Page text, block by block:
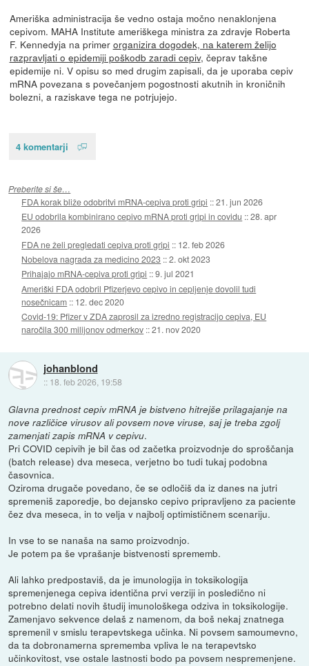
Ameriška administracija še vedno ostaja močno nenaklonjena
cepivom. MAHA Institute ameriškega ministra za zdravje Roberta
F. Kennedyja na primer organizira dogodek, na katerem želijo
razpravljati o epidemiji poškodb zaradi cepiv, čeprav takšne
epidemije ni. V opisu so med drugim zapisali, da je uporaba cepiv
mRNA povezana s povečanjem pogostnosti akutnih in kroničnih
bolezni, a raziskave tega ne potrjujejo.
4 komentarji
Preberite si še…
FDA korak bliže odobritvi mRNA-cepiva proti gripi ::21. jun 2026
EU odobrila kombinirano cepivo mRNA proti gripi in covidu ::28. apr
2026
FDA ne želi pregledati cepiva proti gripi :: 12. feb 2026
Nobelova nagrada za medicino 2023 ::2. okt 2023
Prihajajo mRNA-cepiva proti gripi ::9. jul 2021
Ameriški FDA odobril Pfizerjevo cepivo in cepljenje dovolil tudi
nosečnicam :: 12. dec 2020
Covid-19: Pfizer v ZDA zaprosil za izredno registracijo cepiva, EU
naročila 300 milijonov odmerkov ::21. nov 2020
johanblond
:: 18. feb 2026, 19:58
Glavna prednost cepiv mRNA je bistveno hitrejše prilagajanje na
nove različice virusov ali povsem nove viruse, saj je treba zgolj
zamenjati zapis mRNA v cepivu.
Pri COVID cepivih je bil čas od začetka proizvodnje do sproščanja
(batch release) dva meseca, verjetno bo tudi tukaj podobna
časovnica.
Oziroma drugače povedano, če se odločiš da iz danes na jutri
spremeniš zaporedje, bo dejansko cepivo pripravljeno za paciente
čez dva meseca, in to velja v najbolj optimističnem scenariju.
In vse to se nanaša na samo proizvodnjo.
Je potem pa še vprašanje bistvenosti sprememb.
Ali lahko predpostaviš, da je imunologija in toksikologija
spremenjenega cepiva identična prvi verziji in posledično ni
potrebno delati novih študij imunološkega odziva in toksikologije.
Zamenjavo sekvence delaš z namenom, da boš nekaj znatnega
spremenil v smislu terapevtskega učinka. Ni povsem samoumevno,
da ta dobronamerna sprememba vpliva le na terapevtsko
učinkovitost, vse ostale lastnosti bodo pa povsem nespremenjene.